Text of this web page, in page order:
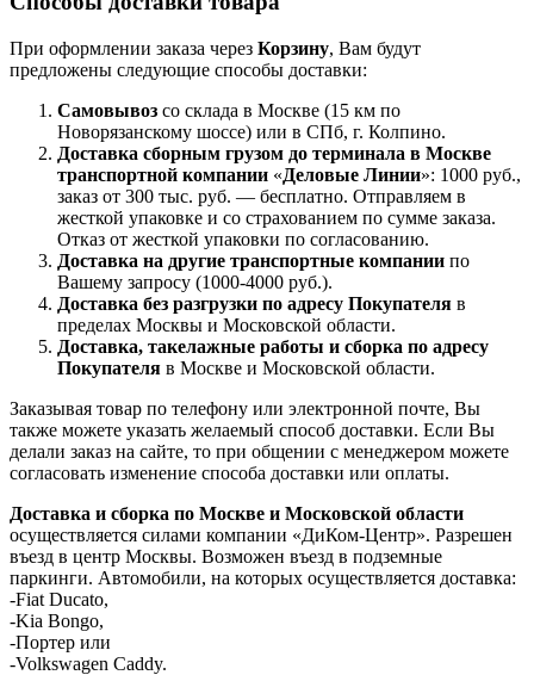
При оформлении заказа через Корзину, Вам будут
предложены следующие способы доставки:
Самовывоз со склада в Москве (15 км по
Новорязанскому шоссе) или в СПб, г. Колпино.
Доставка сборным грузом до терминала в Москве
транспортной компании «Деловые Линии»: 1000 руб.,
заказ от 300 тыс. руб. — бесплатно. Отправляем в
жесткой упаковке и со страхованием по сумме заказа.
Отказ от жесткой упаковки по согласованию.
Доставка на другие транспортные компании по
Вашему запросу (1000-4000 руб.).
Доставка без разгрузки по адресу Покупателя в
пределах Москвы и Московской области.
Доставка, такелажные работы и сборка по адресу
Покупателя в Москве и Московской области.
Заказывая товар по телефону или электронной почте, Вы
также можете указать желаемый способ доставки. Если Вы
делали заказ на сайте, то при общении с менеджером можете
согласовать изменение способа доставки или оплаты.
Доставка и сборка по Москве и Московской области
осуществляется силами компании «ДиКом-Центр». Разрешен
въезд в центр Москвы. Возможен въезд в подземные
паркинги. Автомобили, на которых осуществляется доставка:
-Fiat Ducato,
-Kia Bongo,
-Портер или
-Volkswagen Caddy.